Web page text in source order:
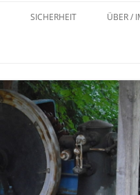
SICHERHEIT ÜBER /